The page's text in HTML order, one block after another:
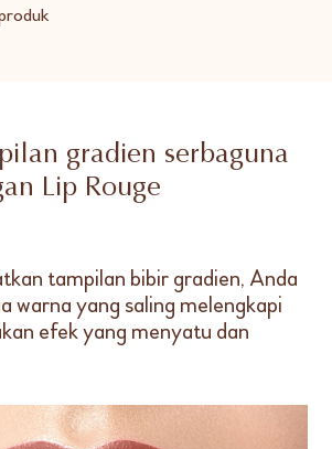
gradien serbaguna
Lip Rouge
tampilan bibir gradien, Anda
warna yang saling melengkapi
efek yang menyatu dan